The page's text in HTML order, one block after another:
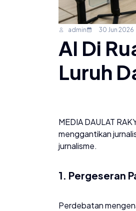
admin 30 Jun 2026
AI Di
Luruh
​MEDIA DAULAT
menggantikan
jurnalisme.
​1. Pergeseran
​Perdebatan